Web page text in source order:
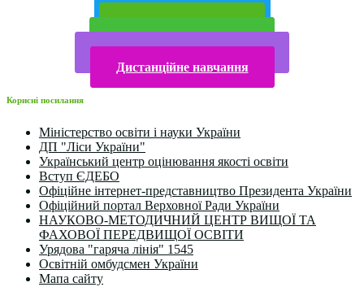
Дистанційне навчання
Корисні посилання
Міністерство освіти і науки України
ДП "Ліси України"
Український центр оцінювання якості освіти
Вступ ЄДЕБО
Офіційне інтернет-представництво Президента України
Офіційний портал Верховної Ради України
НАУКОВО-МЕТОДИЧНИЙ ЦЕНТР ВИЩОЇ ТА
ФАХОВОЇ ПЕРЕДВИЩОЇ ОСВІТИ
Урядова "гаряча лінія" 1545
Освітній омбудсмен України
Мапа сайту